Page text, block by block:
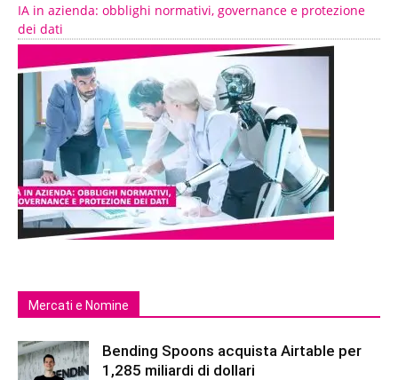
IA in azienda: obblighi normativi, governance e protezione
dei dati
Mercati e Nomine
Bending Spoons acquista Airtable per
1,285 miliardi di dollari